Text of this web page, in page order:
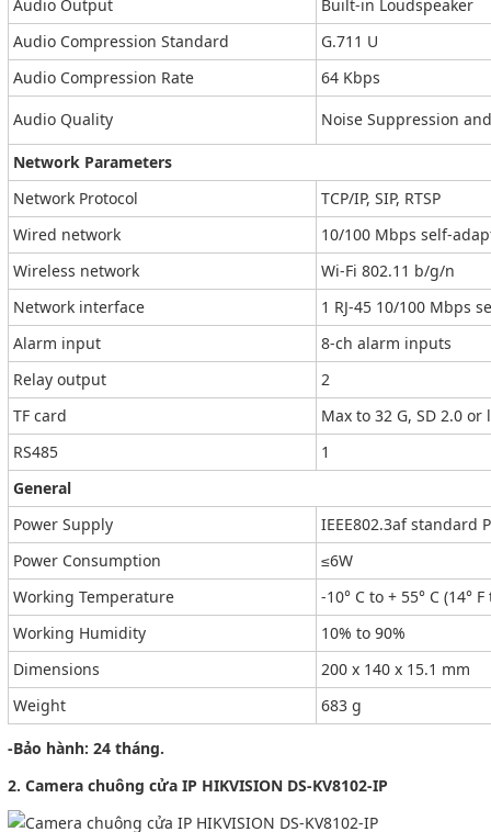
Audio Output
Built-in Loudspeaker
Audio Compression Standard
G.711 U
Audio Compression Rate
64 Kbps
Audio Quality
Noise Suppression
Network Parameters
Network Protocol
TCP/IP, SIP, RTSP
Wired network
10/100 Mbps self-
Wireless network
Wi-Fi 802.11 b/g/n
Network interface
1 RJ-45 10/100 Mbps
Alarm input
8-ch alarm inputs
Relay output
2
TF card
Max to 32 G, SD 2.0
RS485
1
General
Power Supply
IEEE802.3af standard
Power Consumption
≤6W
Working Temperature
-10° C to + 55° C (14° F
Working Humidity
10% to 90%
Dimensions
200 x 140 x 15.1 mm
Weight
683 g
-Bảo hành: 24 tháng.
2. Camera chuông cửa IP HIKVISION DS-KV8102-IP